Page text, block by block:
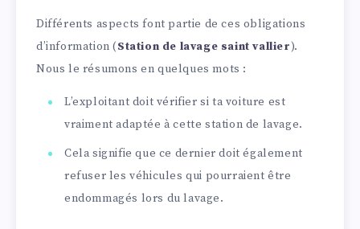
Différents aspects font partie de ces obligations
d’information (Station de lavage saint vallier).
Nous le résumons en quelques mots :
L’exploitant doit vérifier si ta voiture est
vraiment adaptée à cette station de lavage.
Cela signifie que ce dernier doit également
refuser les véhicules qui pourraient être
endommagés lors du lavage.